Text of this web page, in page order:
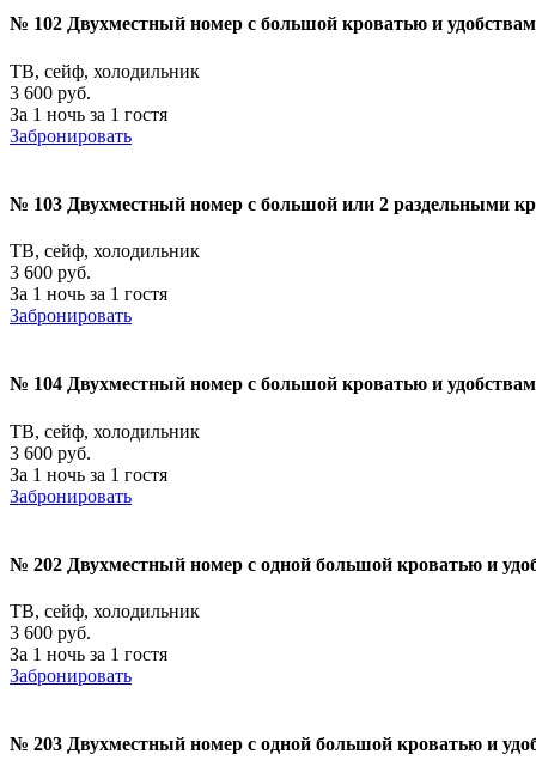
№ 102 Двухместный номер с большой кроватью и
ТВ, сейф, холодильник
3 600 руб.
За 1 ночь за 1 гостя
Забронировать
№ 103 Двухместный номер с большой или 2 раздельными
ТВ, сейф, холодильник
3 600 руб.
За 1 ночь за 1 гостя
Забронировать
№ 104 Двухместный номер с большой кроватью и
ТВ, сейф, холодильник
3 600 руб.
За 1 ночь за 1 гостя
Забронировать
№ 202 Двухместный номер с одной большой кроватью и
ТВ, сейф, холодильник
3 600 руб.
За 1 ночь за 1 гостя
Забронировать
№ 203 Двухместный номер с одной большой кроватью и